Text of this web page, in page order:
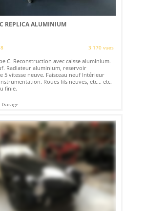
REPLICA ALUMINIUM
3 170 vues
C. Reconstruction avec caisse aluminium.
Radiateur aluminium, reservoir
5 vitesse neuve. Faisceau neuf Intérieur
Roues fils neuves, etc... etc.
finie.